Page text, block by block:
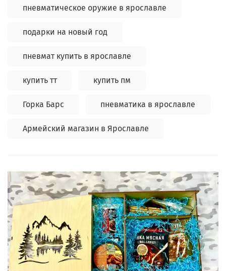
пневматическое оружие в ярославле
подарки на новый год
пневмат купить в ярославле
купить тт купить пм
Горка Барс пневматика в ярославле
Армейский магазин в Ярославле